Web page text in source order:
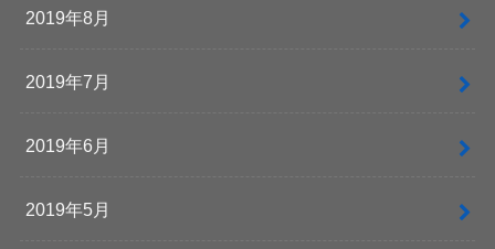
2019年8月
2019年7月
2019年6月
2019年5月